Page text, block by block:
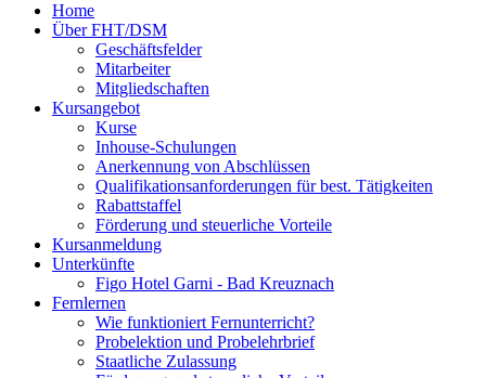
Home
Über FHT/DSM
Geschäftsfelder
Mitarbeiter
Mitgliedschaften
Kursangebot
Kurse
Inhouse-Schulungen
Anerkennung von Abschlüssen
Qualifikationsanforderungen für best. Tätigkeiten
Rabattstaffel
Förderung und steuerliche Vorteile
Kursanmeldung
Unterkünfte
Figo Hotel Garni - Bad Kreuznach
Fernlernen
Wie funktioniert Fernunterricht?
Probelektion und Probelehrbrief
Staatliche Zulassung